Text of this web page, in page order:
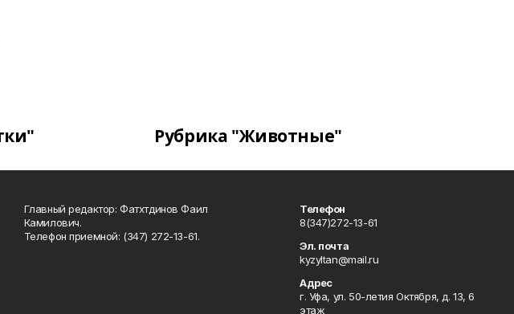
Рубрика "Животные"
Главный редактор: Фатхтдинов Фаил
Камилович.
Телефон приемной: (347) 272-13-61.
Телефон
8(347)272-13-61
Эл. почта
kyzyltan@mail.ru
Адрес
г. Уфа, ул. 50-летия Октября, д. 13, 6
этаж